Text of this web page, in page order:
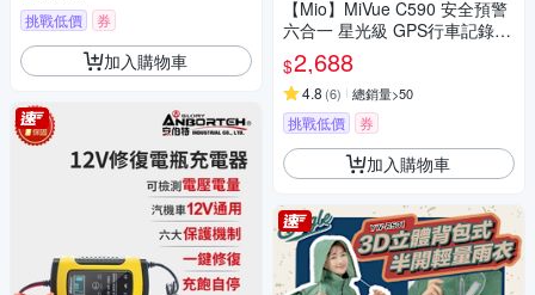
挑戰低價 券
加入購物車
【Mio】MiVue C590 安全預警
六合一 星光級 GPS行車記錄器
(送-32G卡)-快
$2,688
4.8 (6) 總銷量>50
挑戰低價 券
加入購物車